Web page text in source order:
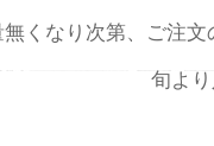
無くなり次第、ご注
旬よ